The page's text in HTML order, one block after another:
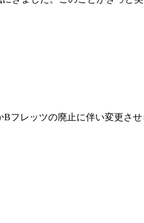
フレッツの廃止に伴い変更さ